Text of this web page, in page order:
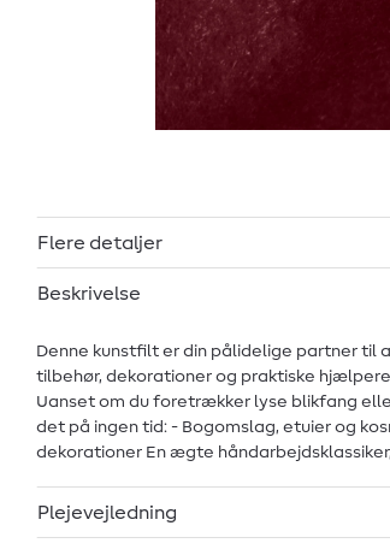
Flere detaljer
Beskrivelse
Denne kunstfilt er din pålidelige partner til
tilbehør, dekorationer og praktiske
Uanset om du foretrækker lyse blikfang
det på ingen tid: - Bogomslag, etuier og
dekorationer En ægte
Plejevejledning